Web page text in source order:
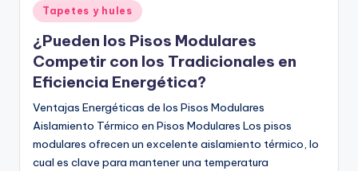
Publicado
en
Tapetes y hules
¿Pueden los Pisos Modulares
Competir con los Tradicionales en
Eficiencia Energética?
Ventajas Energéticas de los Pisos Modulares
Aislamiento Térmico en Pisos Modulares Los pisos
modulares ofrecen un excelente aislamiento térmico, lo
cual es clave para mantener una temperatura